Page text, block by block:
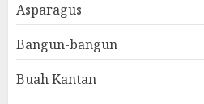
Asparagus
Bangun-bangun
Buah Kantan